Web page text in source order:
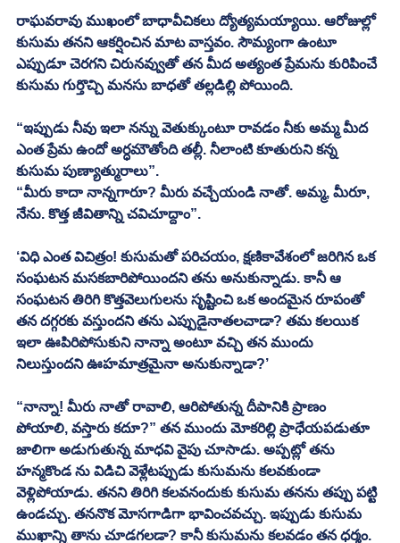
రాఘవరావు ముఖంలో బాధావీచికలు ద్యోత్యమయ్యాయి. ఆరోజుల్లో
కుసుమ తనని ఆకర్షించిన మాట వాస్తవం. సౌమ్యంగా ఉంటూ
ఎప్పుడూ చెరగని చిరునవ్వుతో తన మీద అత్యంత ప్రేమను కురిపించే
కుసుమ గుర్తొచ్చి మనసు బాధతో తల్లడిల్లి పోయింది.
“ఇప్పుడు నీవు ఇలా నన్ను వెతుక్కుంటూ రావడం నీకు అమ్మ మీద
ఎంత ప్రేమ ఉందో అర్ధమౌతోంది తల్లీ. నీలాంటి కూతురుని కన్న
కుసుమ పుణ్యాత్మురాలు”.
“మీరు కాదా నాన్నగారూ? మీరు వచ్చేయండి నాతో. అమ్మ, మీరూ,
నేను. కొత్త జీవితాన్ని చవిచూద్దాం”.
‘విధి ఎంత విచిత్రం! కుసుమతో పరిచయం, క్షణికావేశంలో జరిగిన ఒక
సంఘటన మసకబారిపోయిందని తను అనుకున్నాడు. కానీ ఆ
సంఘటన తిరిగి కొత్తవెలుగులను సృష్టించి ఒక అందమైన రూపంతో
తన దగ్గరకు వస్తుందని తను ఎప్పుడైనాతలచాడా? తమ కలయిక
ఇలా ఊపిరిపోసుకుని నాన్నా అంటూ వచ్చి తన ముందు
నిలుస్తుందని ఊహమాత్రమైనా అనుకున్నాడా?’
“నాన్నా! మీరు నాతో రావాలి, ఆరిపోతున్న దీపానికి ప్రాణం
పోయాలి, వస్తారు కదూ?” తన ముందు మోకరిల్లి ప్రాధేయపడుతూ
జాలిగా అడుగుతున్న మాధవి వైపు చూసాడు. అప్పట్లో తను
హన్మకొండ ను విడిచి వెళ్లేటప్పుడు కుసుమను కలవకుండా
వెళ్లిపోయాడు. తనని తిరిగి కలవనందుకు కుసుమ తనను తప్పు పట్టి
ఉండచ్చు. తననొక మోసగాడిగా భావించవచ్చు. ఇప్పుడు కుసుమ
ముఖాన్ని తాను చూడగలడా? కానీ కుసుమను కలవడం తన ధర్మం.